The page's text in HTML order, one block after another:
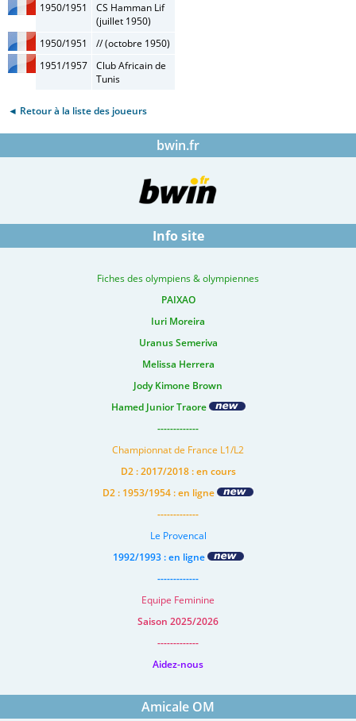
1950/1951
CS Hamman Lif
(juillet 1950)
1950/1951
// (octobre 1950)
1951/1957
Club Africain de
Tunis
◄ Retour à la liste des joueurs
bwin.fr
Info site
Fiches des olympiens & olympiennes
PAIXAO
Iuri Moreira
Uranus Semeriva
Melissa Herrera
Jody Kimone Brown
Hamed Junior Traore
-------------
Championnat de France L1/L2
D2 : 2017/2018 : en cours
D2 : 1953/1954 : en ligne
-------------
Le Provencal
1992/1993 : en ligne
-------------
Equipe Feminine
Saison 2025/2026
-------------
Aidez-nous
Amicale OM